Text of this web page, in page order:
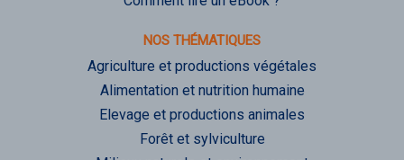
NOS THÉMATIQUES
Agriculture et productions végétales
Alimentation et nutrition humaine
Elevage et productions animales
Forêt et sylviculture